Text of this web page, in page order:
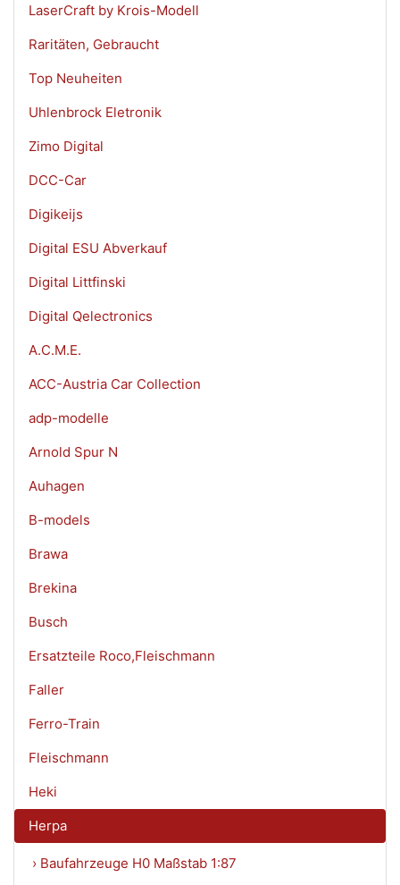
LaserCraft by Krois-Modell
Raritäten, Gebraucht
Top Neuheiten
Uhlenbrock Eletronik
Zimo Digital
DCC-Car
Digikeijs
Digital ESU Abverkauf
Digital Littfinski
Digital Qelectronics
A.C.M.E.
ACC-Austria Car Collection
adp-modelle
Arnold Spur N
Auhagen
B-models
Brawa
Brekina
Busch
Ersatzteile Roco,Fleischmann
Faller
Ferro-Train
Fleischmann
Heki
Herpa
› Baufahrzeuge H0 Maßstab 1:87